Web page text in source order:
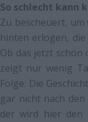
So schlecht kann
Zu bescheuert,
hinten erlogen,
Ob das jetzt
zeigt nur wenig
Folge: Die
gar nicht nach
der wird hier den